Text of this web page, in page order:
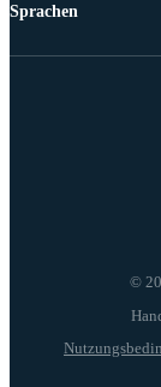
©
Sprachen